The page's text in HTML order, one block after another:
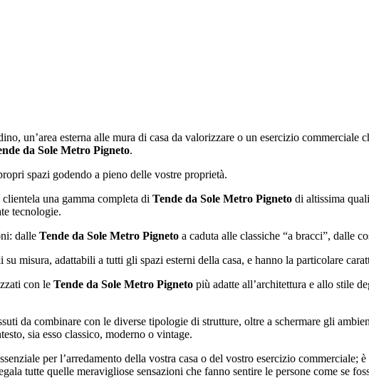
un’area esterna alle mura di casa da valorizzare o un esercizio
da Sole Metro Pigneto.
spazi godendo a pieno delle vostre proprietà.
una gamma completa di Tende da Sole Metro Pigneto di altissima
tecnologie.
dalle Tende da Sole Metro Pigneto a caduta alle classiche “a bracci”, dalle
misura, adattabili a tutti gli spazi esterni della casa, e hanno la particolare
con le Tende da Sole Metro Pigneto più adatte all’architettura e allo stile
da combinare con le diverse tipologie di strutture, oltre a schermare gli
sia esso classico, moderno o vintage.
per l’arredamento della vostra casa o del vostro esercizio
tutte quelle meravigliose sensazioni che fanno sentire le persone come se